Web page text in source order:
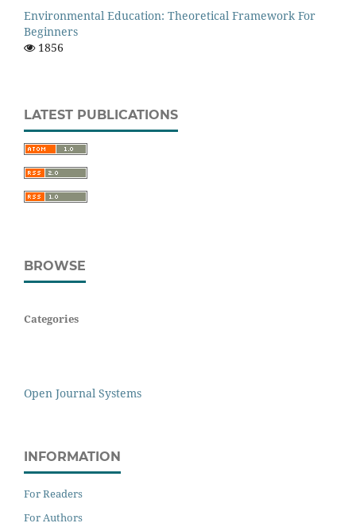
Environmental Education: Theoretical Framework For
Beginners
1856
LATEST PUBLICATIONS
BROWSE
Categories
Open Journal Systems
INFORMATION
For Readers
For Authors